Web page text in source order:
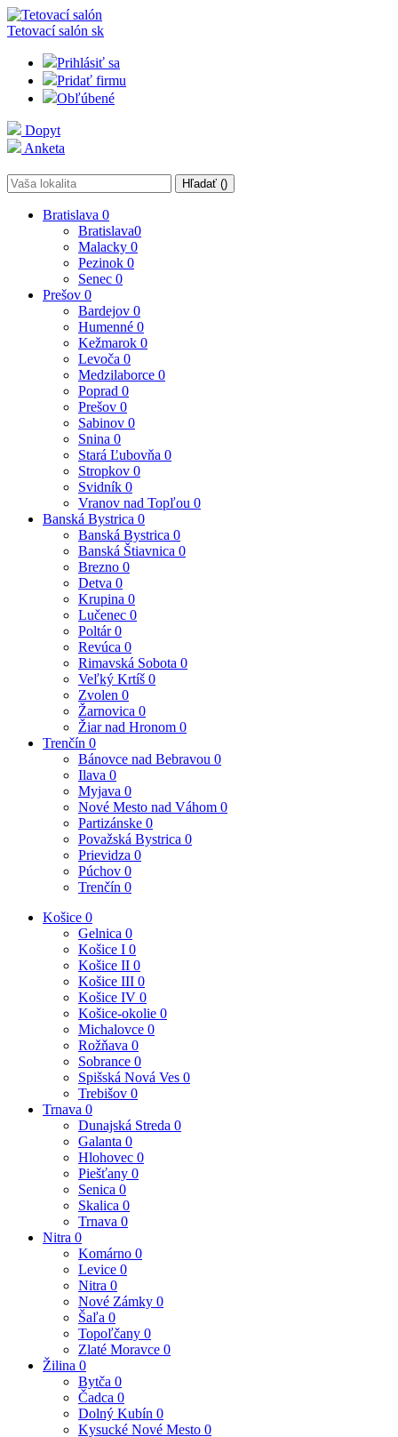
Tetovací salón sk
Prihlásiť sa
Pridať firmu
Obľúbené
Dopyt
Anketa
Hľadať ()
Bratislava 0
Bratislava0
Malacky 0
Pezinok 0
Senec 0
Prešov 0
Bardejov 0
Humenné 0
Kežmarok 0
Levoča 0
Medzilaborce 0
Poprad 0
Prešov 0
Sabinov 0
Snina 0
Stará Ľubovňa 0
Stropkov 0
Svidník 0
Vranov nad Topľou 0
Banská Bystrica 0
Banská Bystrica 0
Banská Štiavnica 0
Brezno 0
Detva 0
Krupina 0
Lučenec 0
Poltár0
Revúca 0
Rimavská Sobota 0
Veľký Krtíš 0
Zvolen 0
Žarnovica 0
Žiar nad Hronom 0
Trenčín 0
Bánovce nad Bebravou 0
Ilava 0
Myjava 0
Nové Mesto nad Váhom 0
Partizánske 0
Považská Bystrica 0
Prievidza 0
Púchov 0
Trenčín 0
Košice 0
Gelnica 0
Košice I 0
Košice II 0
Košice III 0
Košice IV 0
Košice-okolie 0
Michalovce 0
Rožňava 0
Sobrance 0
Spišská Nová Ves 0
Trebišov 0
Trnava 0
Dunajská Streda 0
Galanta 0
Hlohovec 0
Piešťany 0
Senica 0
Skalica 0
Trnava 0
Nitra 0
Komárno 0
Levice 0
Nitra 0
Nové Zámky 0
Šaľa 0
Topoľčany 0
Zlaté Moravce 0
Žilina 0
Bytča 0
Čadca 0
Dolný Kubín 0
Kysucké Nové Mesto 0